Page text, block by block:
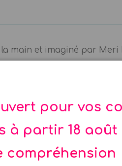
pour vos
à partir 18
compréhension
main et imaginé par Meri
superpositions de
et en plus sa grande